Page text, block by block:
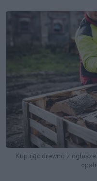
Kupując drewno z